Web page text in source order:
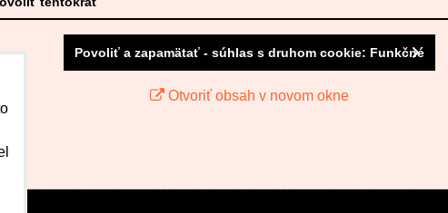
Povoliť a zapamätať - súhlas s druhom cookie: Funkčné
Otvoriť obsah v novom okne